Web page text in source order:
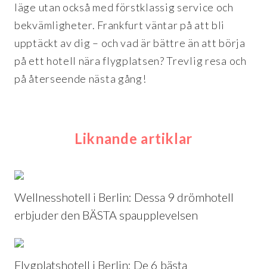
läge utan också med förstklassig service och
bekvämligheter. Frankfurt väntar på att bli
upptäckt av dig – och vad är bättre än att börja
på ett hotell nära flygplatsen? Trevlig resa och
på återseende nästa gång!
Liknande artiklar
Wellnesshotell i Berlin: Dessa 9 drömhotell
erbjuder den BÄSTA spaupplevelsen
Flygplatshotell i Berlin: De 6 bästa